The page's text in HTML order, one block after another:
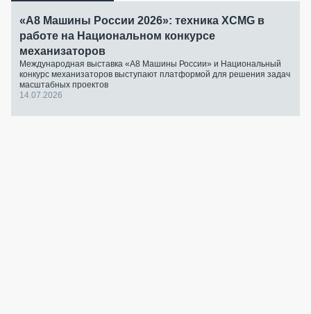
«А8 Машины России 2026»: техника XCMG в
работе на Национальном конкурсе
механизаторов
Международная выставка «А8 Машины России» и Национальный
конкурс механизаторов выступают платформой для решения задач
масштабных проектов
14.07.2026